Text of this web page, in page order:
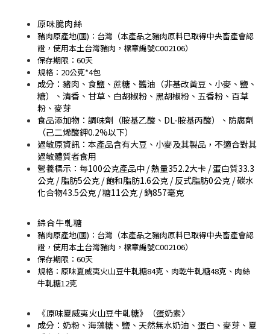
原味脆肉絲
豬肉原產地(國)：台灣（本產品之豬肉原料已取得中央畜產會認
證，使用本土台灣豬肉，標章編號C002106）
保存期限：60天
規格：20公克*4包
成分：豬肉、食鹽、蔗糖、醬油（非基改黃豆、小麥、鹽、
糖）、清香、甘草、白胡椒粉、黑胡椒粉、五香粉、百草
粉、麥芽
食品添加物：調味劑（胺基乙酸、DL-胺基丙酸）、防腐劑
（己二烯酸鉀0.2%以下）
過敏原資訊：本產品含有大豆、小麥及其製品，不適合對其
過敏體質者食用
營養標示：每100公克產品中 / 熱量352.2大卡 / 蛋白質33.3
公克 / 脂肪5公克 / 飽和脂肪1.6公克 / 反式脂肪0公克 / 碳水
化合物43.5公克 / 糖11公克 / 鈉857毫克
綜合牛軋糖
豬肉原產地(國)：台灣（本產品之豬肉原料已取得中央畜產會認
證，使用本土台灣豬肉，標章編號C002106）
保存期限：60天
規格：原味夏威夷火山豆牛軋糖84克、肉乾牛軋糖48克、肉絲
牛軋糖12克
《原味夏威夷火山豆牛軋糖》（蛋奶素〉
成分：奶粉、海藻糖、鹽、天然無水奶油、蛋白、麥芽、夏